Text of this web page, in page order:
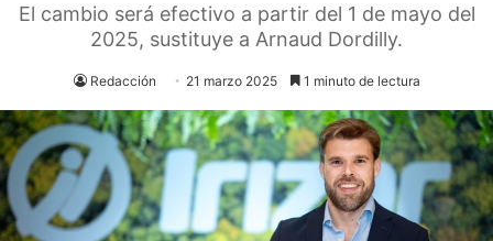
El cambio será efectivo a partir del 1 de mayo del
2025, sustituye a Arnaud Dordilly.
Redacción 21 marzo 2025 1 minuto de lectura